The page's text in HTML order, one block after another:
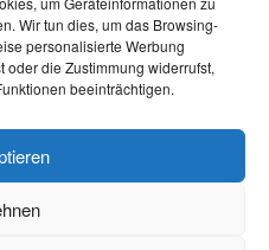
Wir tun dies, um das Browsing-
personalisierte Werbung
die Zustimmung widerrufst,
beeinträchtigen.